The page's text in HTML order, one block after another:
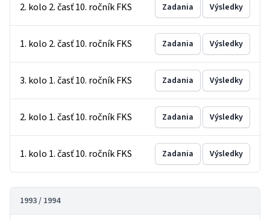
2. kolo 2. časť 10. ročník FKS Zadania Výsledky
1. kolo 2. časť 10. ročník FKS Zadania Výsledky
3. kolo 1. časť 10. ročník FKS Zadania Výsledky
2. kolo 1. časť 10. ročník FKS Zadania Výsledky
1. kolo 1. časť 10. ročník FKS Zadania Výsledky
1993 / 1994